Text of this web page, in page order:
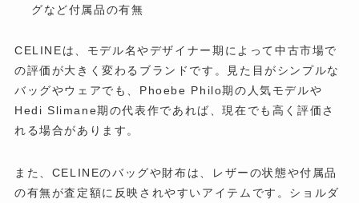
グなど付属品の有無
CELINEは、モデル名やデザイナー期によって中古市場で
の評価が大きく変わるブランドです。見た目がシンプルな
バッグやウェアでも、Phoebe Philo期の人気モデルや
Hedi Slimane期の代表作であれば、現在でも高く評価さ
れる場合があります。
また、CELINEのバッグや財布は、レザーの状態や付属品
の有無が査定額に反映されやすいアイテムです。ショルダ